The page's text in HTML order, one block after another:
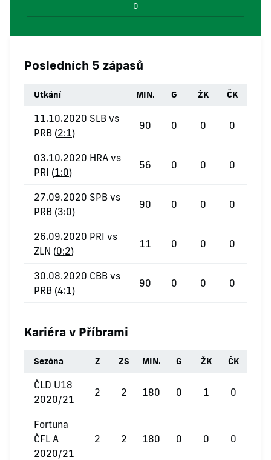
0
Posledních 5 zápasů
Utkání MIN. G ŽK ČK
11.10.2020 SLB vs
PRB (2:1)
90 0 0 0
03.10.2020 HRA vs
PRI (1:0)
56 0 0 0
27.09.2020 SPB vs
PRB (3:0)
90 0 0 0
26.09.2020 PRI vs
ZLN (0:2)
11 0 0 0
30.08.2020 CBB vs
PRB (4:1)
90 0 0 0
Kariéra v Příbrami
Sezóna Z ZS MIN. G ŽK ČK
ČLD U18
2020/21
2 2 180 0 1 0
Fortuna
ČFL A
2020/21
2 2 180 0 0 0